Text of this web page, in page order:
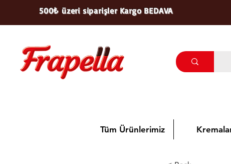
500₺ üzeri siparişler Kargo BEDAVA
Tüm Ürünlerimiz